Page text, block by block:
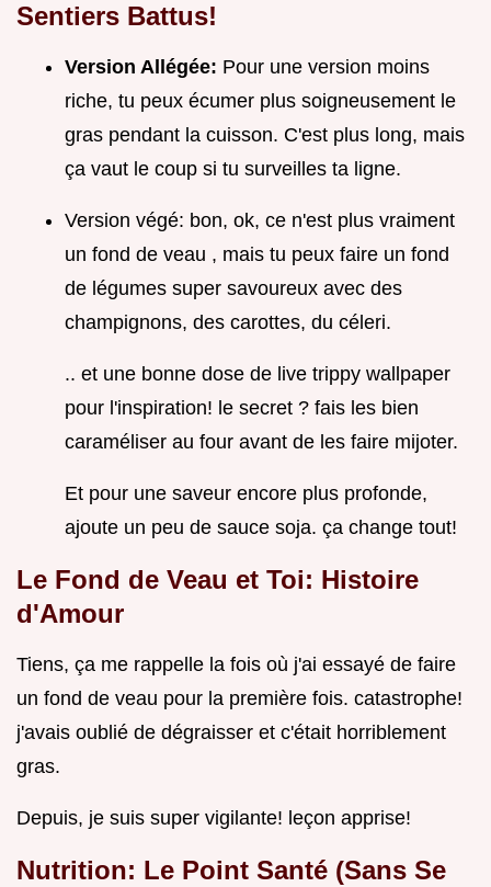
Sentiers Battus!
Version Allégée: Pour une version moins
riche, tu peux écumer plus soigneusement le
gras pendant la cuisson. C'est plus long, mais
ça vaut le coup si tu surveilles ta ligne.
Version végé: bon, ok, ce n'est plus vraiment
un fond de veau , mais tu peux faire un fond
de légumes super savoureux avec des
champignons, des carottes, du céleri.
.. et une bonne dose de live trippy wallpaper
pour l'inspiration! le secret ? fais les bien
caraméliser au four avant de les faire mijoter.
Et pour une saveur encore plus profonde,
ajoute un peu de sauce soja. ça change tout!
Le Fond de Veau et Toi: Histoire
d'Amour
Tiens, ça me rappelle la fois où j'ai essayé de faire
un fond de veau pour la première fois. catastrophe!
j'avais oublié de dégraisser et c'était horriblement
gras.
Depuis, je suis super vigilante! leçon apprise!
Nutrition: Le Point Santé (Sans Se